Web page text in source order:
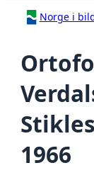
Norge i
1966